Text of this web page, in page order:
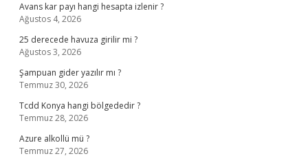
Avans kar payı hangi hesapta izlenir ?
Ağustos 4, 2026
25 derecede havuza girilir mi ?
Ağustos 3, 2026
Şampuan gider yazılır mı ?
Temmuz 30, 2026
Tcdd Konya hangi bölgededir ?
Temmuz 28, 2026
Azure alkollü mü ?
Temmuz 27, 2026